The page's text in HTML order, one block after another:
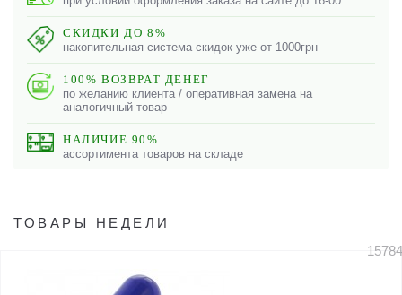
СКИДКИ ДО 8%
накопительная система скидок уже от 1000грн
100% ВОЗВРАТ ДЕНЕГ
по желанию клиента / оперативная замена на
аналогичный товар
НАЛИЧИЕ 90%
ассортимента товаров на складе
ТОВАРЫ НЕДЕЛИ